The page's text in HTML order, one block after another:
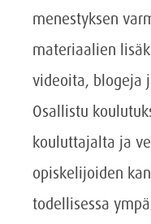
menestyksen
materiaalien
videoita, blogeja
Osallistu
kouluttajalta ja
opiskelijoiden
todellisessa